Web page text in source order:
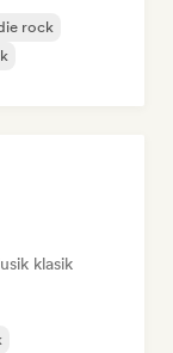
rock
klasik